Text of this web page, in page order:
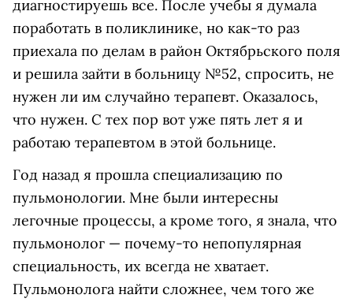
диагностируешь все. После учебы я думала
поработать в поликлинике, но как-то раз
приехала по делам в район Октябрьского поля
и решила зайти в больницу №52, спросить, не
нужен ли им случайно терапевт. Оказалось,
что нужен. С тех пор вот уже пять лет я и
работаю терапевтом в этой больнице.
Год назад я прошла специализацию по
пульмонологии. Мне были интересны
легочные процессы, а кроме того, я знала, что
пульмонолог — почему-то непопулярная
специальность, их всегда не хватает.
Пульмонолога найти сложнее, чем того же